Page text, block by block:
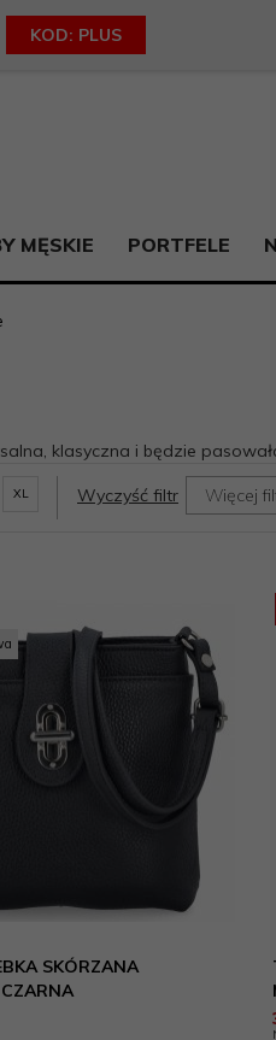
KOD: PLUS
MĘSKIE PORTFELE
klasyczna i będzie
XL Wyczyść filtr Więcej
SKÓRZANA